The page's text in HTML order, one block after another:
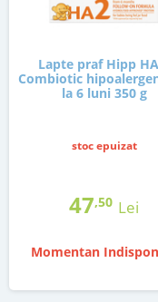
Lapte praf Hipp
Combiotic
la 6 luni 350 g
stoc epuizat
47,50 Lei
Momentan